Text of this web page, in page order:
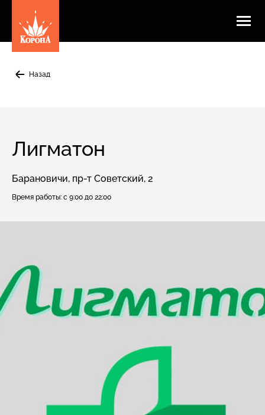
Назад
Лигматон
Барановичи, пр-т Советский, 2
Время работы: с 9:00 до 22:00